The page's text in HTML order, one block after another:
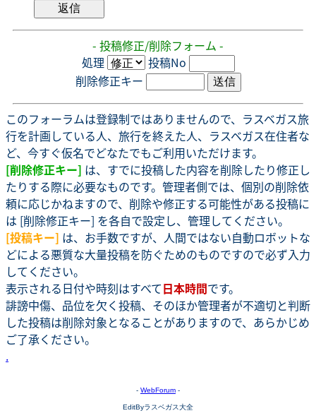
- 投稿修正/削除フォーム -
処理
投稿No
削除修正キー
このフォーラムは登録制ではありませんので、ラスベガス旅
行を計画している人、旅行を終えた人、ラスベガス在住者な
ど、今すぐ仮名でどなたでもご利用いただけます。
[削除修正キー] は、すでに投稿した内容を削除したり修正し
たりする際に必要なものです。管理者側では、個別の削除依
頼に応じかねますので、削除や修正する可能性がある投稿に
は [削除修正キー] を各自で設定し、管理してください。
[投稿キー] は、お手数ですが、人間ではない自動ロボットな
どによる悪質な大量投稿を防ぐためのものですので必ず入力
してください。
表示される日付や時刻はすべて日本時間です。
誹謗中傷、品位を欠く投稿、そのほか管理者が不適切と判断
した投稿は削除対象となることがありますので、あらかじめ
ご了承ください。
.
- WebForum -
EditByラスベガス大全